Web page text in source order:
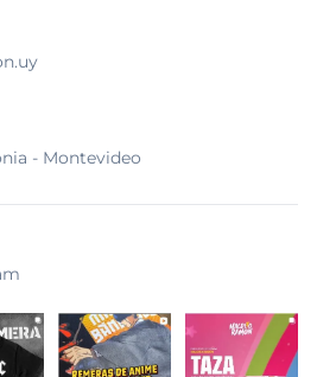
- Montevideo